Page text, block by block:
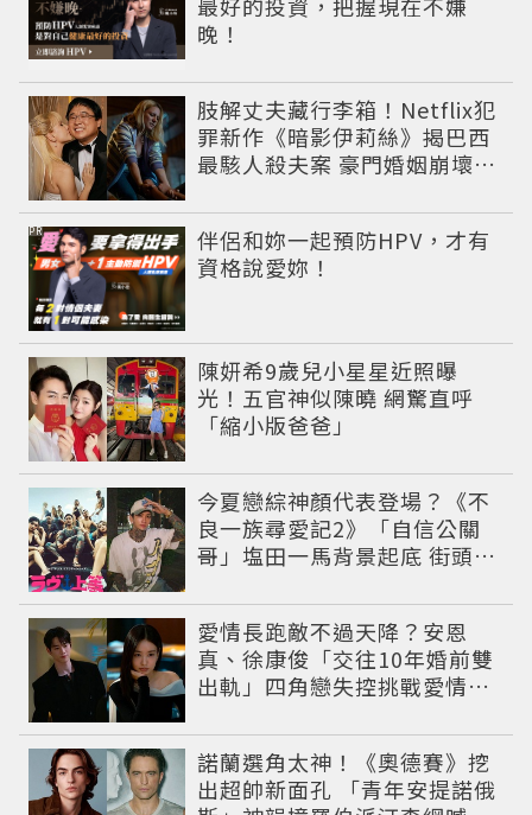
晚！
肢解丈夫藏行李箱！Netflix犯
罪新作《暗影伊莉絲》揭巴西
最駭人殺夫案 豪門婚姻崩壞釀
伴侶和妳一起預防HPV，才有
資格說愛妳！
PR
陳妍希9歲兒小星星近照曝
光！五官神似陳曉 網驚直呼
「縮小版爸爸」
今夏戀綜神顏代表登場？《不
良一族尋愛記2》「自信公關
哥」塩田一馬背景起底 街頭辣
愛情長跑敵不過天降？安恩
真、徐康俊「交往10年婚前雙
出軌」四角戀失控挑戰愛情底
諾蘭選角太神！《奧德賽》挖
出超帥新面孔 「青年安提諾俄